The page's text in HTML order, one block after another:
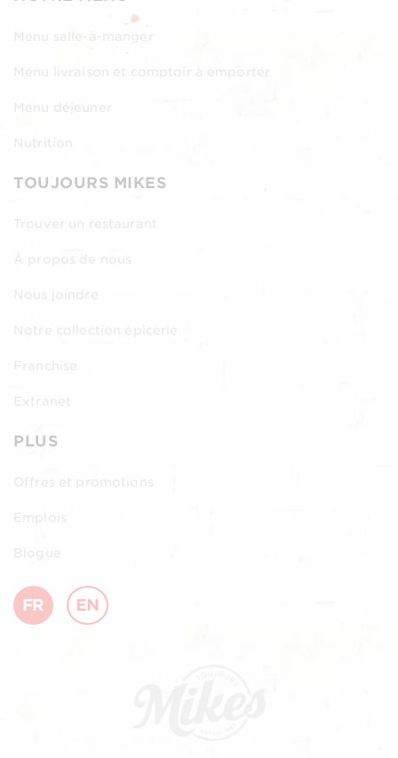
Menu salle-à-manger
Menu livraison et comptoir à emporter
TOUJOURS MIKES
Nous joindre
PLUS
Emplois
Blogue
FR EN